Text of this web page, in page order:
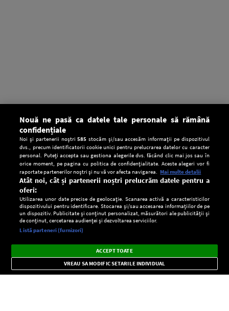
CONFIDENŢIALITATE
Setări:
Dark
Mode
Radio live, podcasturi, știri și alerte
importante.
×
Nouă ne pasă ca datele tale personale să rămână
confidențiale
Noi și partenerii noștri585 stocăm și/sau accesăm informații pe dispozitivul
dvs., precum identificatorii cookie unici pentru prelucrarea datelor cu caracter
personal. Puteți accepta sau gestiona alegerile dvs. făcând clic mai jos sau în
orice moment, pe pagina cu politica de confidențialitate. Aceste alegeri vor fi
raportate partenerilor noștri și nu vă vor afecta navigarea. Mai multe detalii
Atât noi, cât și partenerii noștri prelucrăm datele pentru a
oferi:
Utilizarea unor date precise de geolocație. Scanarea activă a caracteristicilor
dispozitivului pentru identificare. Stocarea și/sau accesarea informațiilor de pe
un dispozitiv. Publicitate și conținut personalizat, măsurători ale publicității și
de conținut, cercetarea audienței și dezvoltarea serviciilor.
Listă parteneri (furnizori)
ACCEPT TOATE
VREAU SA MODIFIC SETARILE INDIVIDUAL